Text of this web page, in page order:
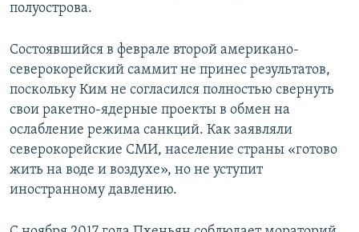
полуострова.
Состоявшийся в феврале второй американо-
северокорейский саммит не принес результатов,
поскольку Ким не согласился полностью свернуть
свои ракетно-ядерные проекты в обмен на
ослабление режима санкций. Как заявляли
северокорейские СМИ, население страны «готово
жить на воде и воздухе», но не уступит
иностранному давлению.